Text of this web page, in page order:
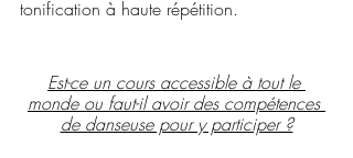
tonification à haute répétition.
Est-ce un cours accessible à tout le
monde ou faut-il avoir des compétences
de danseuse pour y participer ?